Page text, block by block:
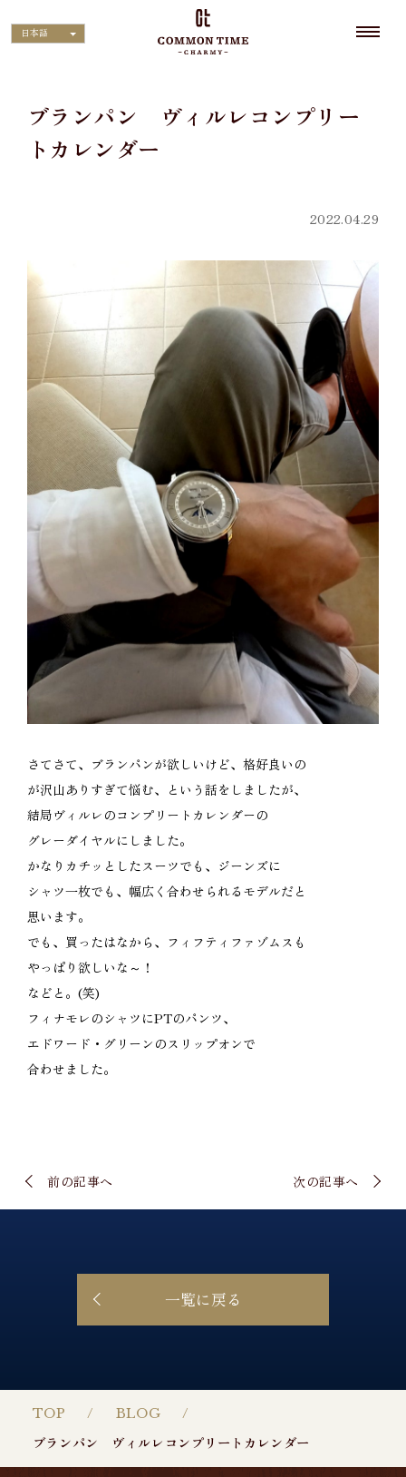
日本語
TOP
BLOG
ブランパン ヴィルレコンプリートカレンダー
ブランパン ヴィルレコンプリー
トカレンダー
2022.04.29
さてさて、ブランパンが欲しいけど、格好良いの
が沢山ありすぎて悩む、という話をしましたが、
結局ヴィルレのコンプリートカレンダーの
グレーダイヤルにしました。
かなりカチッとしたスーツでも、ジーンズに
シャツ一枚でも、幅広く合わせられるモデルだと
思います。
でも、買ったはなから、フィフティファゾムスも
やっぱり欲しいな～！
などと。(笑)
フィナモレのシャツにPTのパンツ、
エドワード・グリーンのスリップオンで
合わせました。
前の記事へ 次の記事へ
一覧に戻る